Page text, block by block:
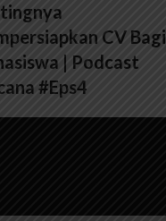
CV Bagi
| Podcast
#Eps4